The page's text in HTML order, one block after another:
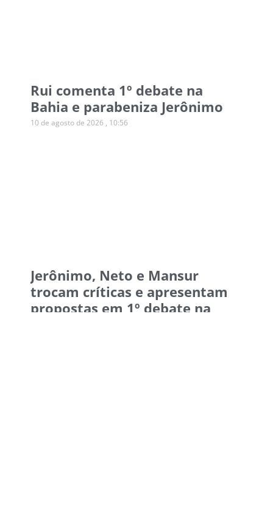
Rui comenta 1º debate na
Bahia e parabeniza Jerônimo
10 de agosto de 2026 10:56
Jerônimo, Neto e Mansur
trocam críticas e apresentam
propostas em 1º debate na